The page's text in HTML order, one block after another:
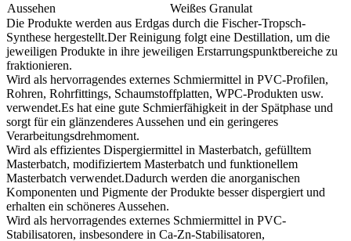
Aussehen
Weißes Granulat
Die Produkte werden aus Erdgas durch die Fischer-Tropsch-
Synthese hergestellt.Der Reinigung folgt eine Destillation, um die
jeweiligen Produkte in ihre jeweiligen Erstarrungspunktbereiche zu
fraktionieren.
Wird als hervorragendes externes Schmiermittel in PVC-Profilen,
Rohren, Rohrfittings, Schaumstoffplatten, WPC-Produkten usw.
verwendet.Es hat eine gute Schmierfähigkeit in der Spätphase und
sorgt für ein glänzenderes Aussehen und ein geringeres
Verarbeitungsdrehmoment.
Wird als effizientes Dispergiermittel in Masterbatch, gefülltem
Masterbatch, modifiziertem Masterbatch und funktionellem
Masterbatch verwendet.Dadurch werden die anorganischen
Komponenten und Pigmente der Produkte besser dispergiert und
erhalten ein schöneres Aussehen.
Wird als hervorragendes externes Schmiermittel in PVC-
Stabilisatoren, insbesondere in Ca-Zn-Stabilisatoren,